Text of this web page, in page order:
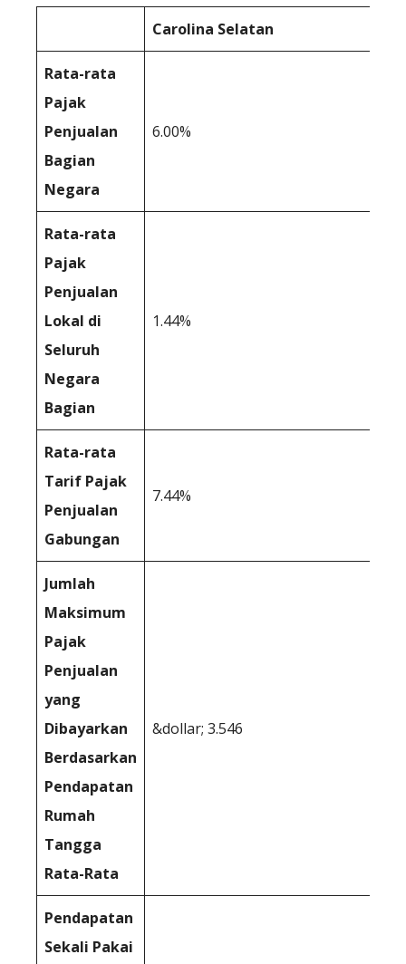
Carolina Selatan
Rata-rata
Pajak
Penjualan
Bagian
Negara
6.00%
Rata-rata
Pajak
Penjualan
Lokal di
Seluruh
Negara
Bagian
1.44%
Rata-rata
Tarif Pajak
Penjualan
Gabungan
7.44%
Jumlah
Maksimum
Pajak
Penjualan
yang
Dibayarkan
Berdasarkan
Pendapatan
Rumah
Tangga
Rata-Rata
&dollar; 3.546
Pendapatan
Sekali Pakai